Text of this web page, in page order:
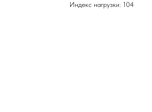
Индекс нагрузки: 104